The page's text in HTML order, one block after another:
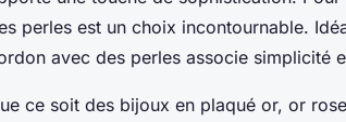
perles est un choix incontournable.
avec des perles associe simplicité
ce soit des bijoux en plaqué or, or